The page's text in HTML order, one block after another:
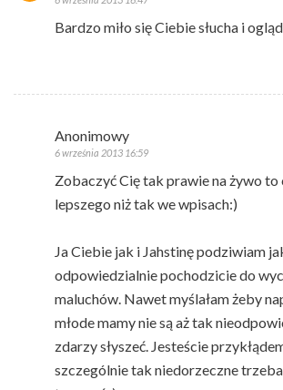
Bardzo miło się Ciebie słucha i
Anonimowy
6 września 2013 16:59
Zobaczyć Cię tak prawie na żywo to
lepszego niż tak we wpisach:)
Ja Ciebie jak i Jahstinę podziwiam
odpowiedzialnie pochodzicie do
maluchów. Nawet myślałam żeby
młode mamy nie są aż tak
zdarzy słyszeć. Jesteście
szczególnie tak niedorzeczne